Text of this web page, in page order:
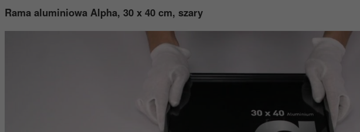
Rama aluminiowa Alpha, 30 x 40 cm, szary